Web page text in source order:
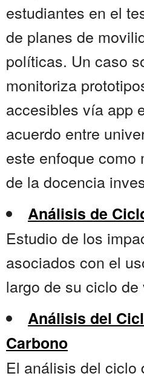
estudiantes en el
de planes de
políticas. Un caso
monitoriza
accesibles vía app
acuerdo entre
este enfoque como
de la docencia
Análisis de
Estudio de los
asociados con el
largo de su ciclo de
Análisis del
Carbono
El análisis del ciclo